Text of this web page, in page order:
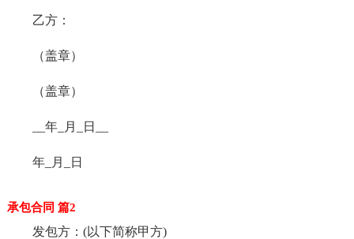
乙方：
（盖章）
（盖章）
__年_月_日__
年_月_日
承包合同 篇2
发包方：(以下简称甲方)